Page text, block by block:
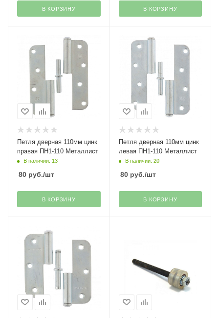
В КОРЗИНУ В КОРЗИНУ
Петля дверная 110мм цинк
правая ПН1-110 Металлист
В наличии: 13
80 руб./шт
В КОРЗИНУ
Петля дверная 110мм цинк
левая ПН1-110 Металлист
В наличии: 20
80руб./шт
В КОРЗИНУ